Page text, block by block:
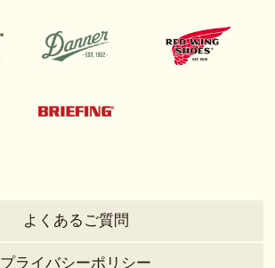
よくあるご質問
プライバシーポリシー